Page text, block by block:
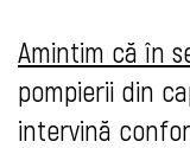
Amintim că în
pompierii din
intervină